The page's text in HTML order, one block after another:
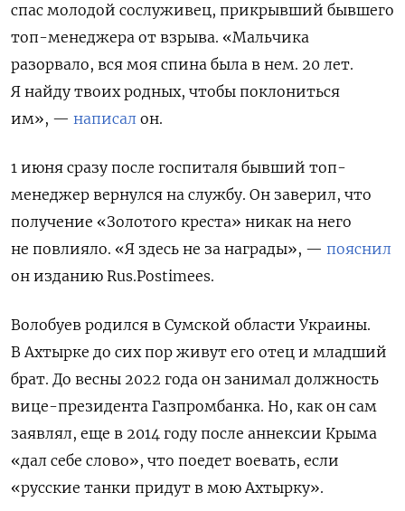
спас молодой сослуживец, прикрывший бывшего
топ-менеджера от взрыва. «Мальчика
разорвало, вся моя спина была в нем. 20 лет.
Я найду твоих родных, чтобы поклониться
им», — написал он.
1 июня сразу после госпиталя бывший топ-
менеджер вернулся на службу. Он заверил, что
получение «Золотого креста» никак на него
не повлияло. «Я здесь не за награды», — пояснил
он изданию Rus.Postimees.
Волобуев родился в Сумской области Украины.
В Ахтырке до сих пор живут его отец и младший
брат. До весны 2022 года он занимал должность
вице-президента Газпромбанка. Но, как он сам
заявлял, еще в 2014 году после аннексии Крыма
«дал себе слово», что поедет воевать, если
«русские танки придут в мою Ахтырку».